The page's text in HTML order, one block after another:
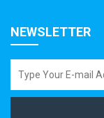
NEWSLETTER